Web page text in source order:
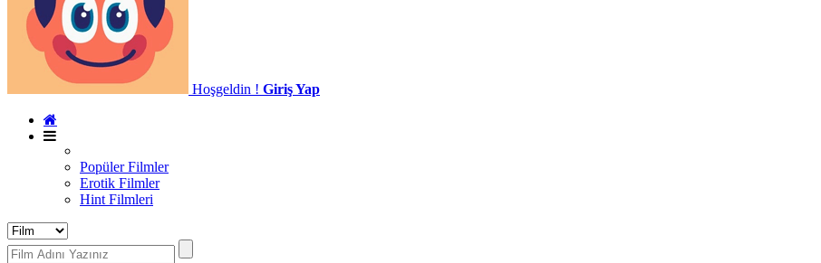
Hoşgeldin ! Giriş Yap
Popüler Filmler
Erotik Filmler
Hint Filmleri